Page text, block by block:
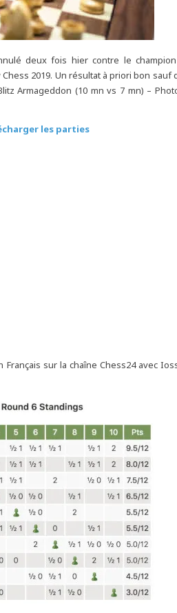
deux fois hier contre le
2019. Un résultat à priori bon sauf
Armageddon (10 mn vs 7 mn) –
les parties
sur la chaîne Chess24 avec